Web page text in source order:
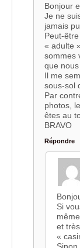
Bonjour
Je ne
jamais
Peut-
« adulte
sommes
que
Il me
sous-sol
Par
photos,
êtes au
BRAVO
Répondre
Si
et
«